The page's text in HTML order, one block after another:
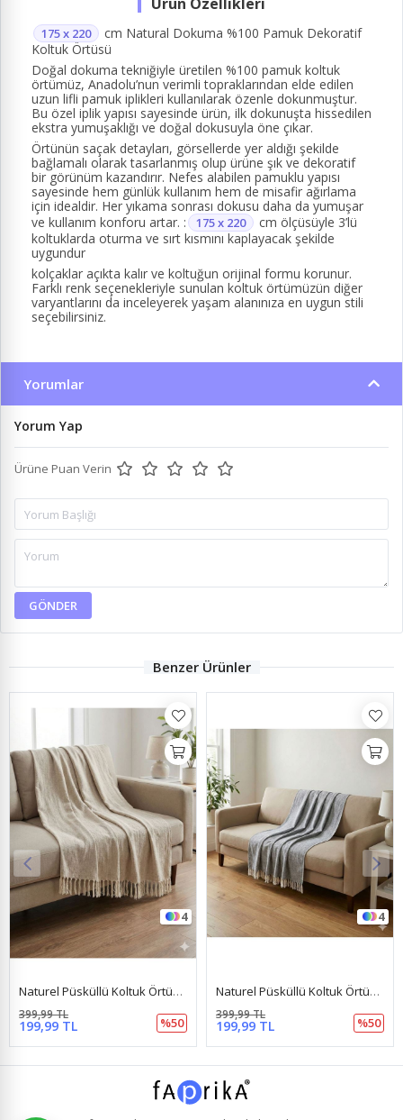
175 x 220
cm Natural Dokuma %100 Pamuk Dekoratif
Koltuk Örtüsü
Doğal dokuma tekniğiyle üretilen %100 pamuk koltuk
örtümüz, Anadolu’nun verimli topraklarından elde edilen
uzun lifli pamuk iplikleri kullanılarak özenle dokunmuştur.
Bu özel iplik yapısı sayesinde ürün, ilk dokunuşta hissedilen
ekstra yumuşaklığı ve doğal dokusuyla öne çıkar.
Örtünün saçak detayları, görsellerde yer aldığı şekilde
bağlamalı olarak tasarlanmış olup ürüne şık ve dekoratif
bir görünüm kazandırır. Nefes alabilen pamuklu yapısı
sayesinde hem günlük kullanım hem de misafir ağırlama
için idealdir. Her yıkama sonrası dokusu daha da yumuşar
ve kullanım konforu artar. :
175 x 220
cm ölçüsüyle 3’lü
koltuklarda oturma ve sırt kısmını kaplayacak şekilde
uygundur
kolçaklar açıkta kalır ve koltuğun orijinal formu korunur.
Farklı renk seçenekleriyle sunulan koltuk örtümüzün diğer
varyantlarını da inceleyerek yaşam alanınıza en uygun stili
seçebilirsiniz.
Yorumlar
Yorum Yap
Ürüne Puan Verin
GÖNDER
Benzer Ürünler
4
Naturel Püsküllü Koltuk Örtüsü 175X220 Gri
199,99 TL
399,99 TL
%50
4
Naturel Püsküllü Koltuk Örtüsü 175X220 Kahve
199,99 TL
399,99 TL
%50